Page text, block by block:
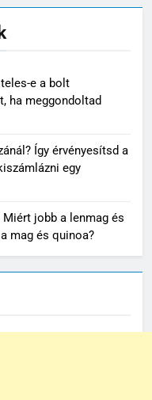
e a bolt
ha meggondoltad
Így érvényesítsd a
egy
jobb a lenmag és
mag és quinoa?